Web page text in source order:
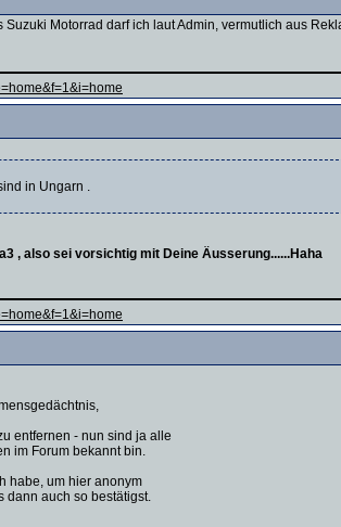
Motorrad darf ich laut Admin, vermutlich aus
in Ungarn .
, also sei vorsichtig mit Deine Äusserung......Haha
entfernen - nun sind ja alle
im Forum bekannt bin.
habe, um hier anonym
dann auch so bestätigst.